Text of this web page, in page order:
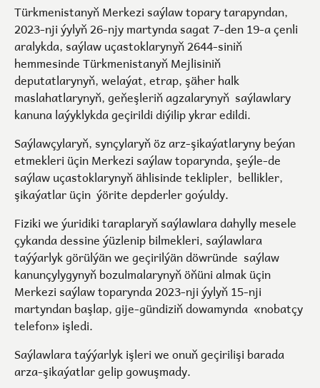
Türkmenistanyň Merkezi saýlaw topary tarapyndan,
2023-nji ýylyň 26-njy martynda sagat 7-den 19-a çenli
aralykda, saýlaw uçastoklarynyň 2644-siniň
hemmesinde Türkmenistanyň Mejlisiniň
deputatlarynyň, welaýat, etrap, şäher halk
maslahatlarynyň, geňeşleriň agzalarynyň saýlawlary
kanuna laýyklykda geçirildi diýilip ykrar edildi.
Saýlawçylaryň, synçylaryň öz arz-şikaýatlaryny beýan
etmekleri üçin Merkezi saýlaw toparynda, şeýle-de
saýlaw uçastoklarynyň ählisinde teklipler, bellikler,
şikaýatlar üçin ýörite depderler goýuldy.
Fiziki we ýuridiki taraplaryň saýlawlara dahylly mesele
çykanda dessine ýüzlenip bilmekleri, saýlawlara
taýýarlyk görülýän we geçirilýän döwründe saýlaw
kanunçylygynyň bozulmalarynyň öňüni almak üçin
Merkezi saýlaw toparynda 2023-nji ýylyň 15-nji
martyndan başlap, gije-gündiziň dowamynda «nobatçy
telefon» işledi.
Saýlawlara taýýarlyk işleri we onuň geçirilişi barada
arza-şikaýatlar gelip gowuşmady.